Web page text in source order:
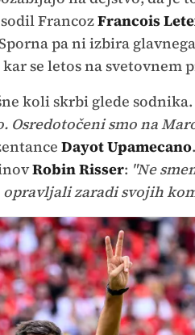
FrancozFrancois
pa ni izbira
se letos na svetovnem
koli skrbi glede sodnika.
smo na
Dayot Upamecano
Robin Risser: "Ne
zaradi svojih